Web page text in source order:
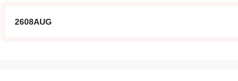
2608AUG